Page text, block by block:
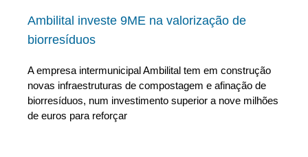
Ambilital investe 9ME na valorização de
biorresíduos
A empresa intermunicipal Ambilital tem em construção
novas infraestruturas de compostagem e afinação de
biorresíduos, num investimento superior a nove milhões
de euros para reforçar